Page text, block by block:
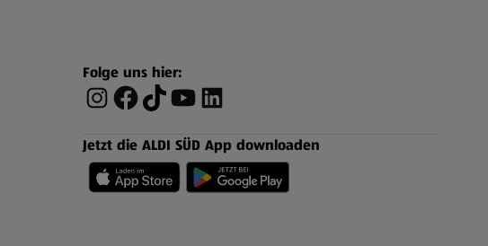
Folge uns hier:
Jetzt die ALDI SÜD App downloaden